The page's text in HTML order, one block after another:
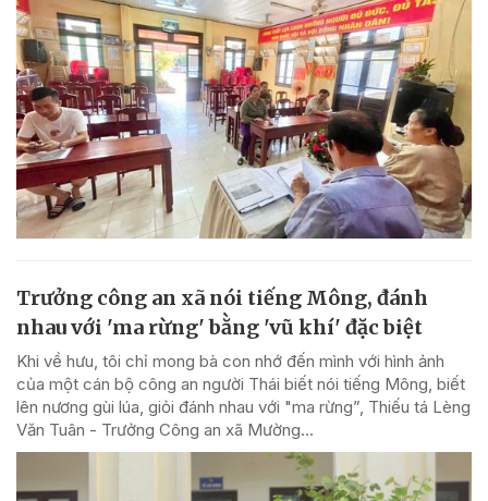
Trưởng công an xã nói tiếng Mông, đánh
nhau với 'ma rừng' bằng 'vũ khí' đặc biệt
Khi về hưu, tôi chỉ mong bà con nhớ đến mình với hình ảnh
của một cán bộ công an người Thái biết nói tiếng Mông, biết
lên nương gùi lúa, giỏi đánh nhau với "ma rừng”, Thiếu tá Lèng
Văn Tuân - Trưởng Công an xã Mường...